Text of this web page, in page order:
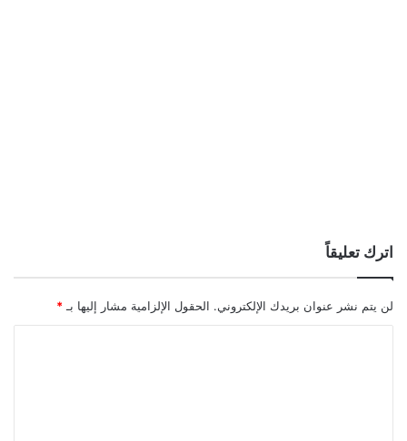
اترك تعليقاً
لن يتم نشر عنوان بريدك الإلكتروني. الحقول الإلزامية مشار إليها بـ *